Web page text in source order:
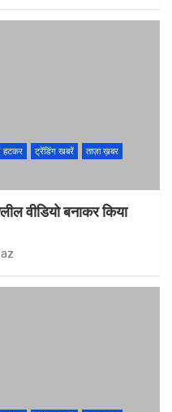
हटकर ट्रेंडिंग खबरें
ताज़ा ख़बर
वीडियो बनाकर किया